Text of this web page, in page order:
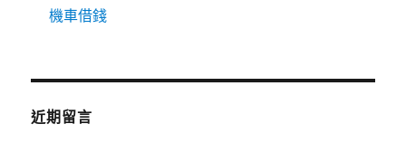
機車借錢
近期留言